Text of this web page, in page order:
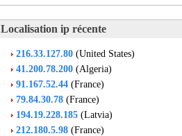
Localisation ip récente
216.33.127.80 (United States)
41.200.78.200 (Algeria)
91.167.52.44 (France)
79.84.30.78 (France)
194.19.228.185 (Latvia)
212.180.5.98 (France)